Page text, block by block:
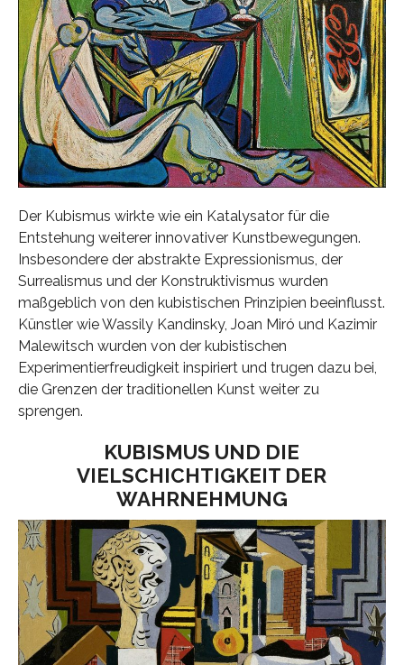
Der Kubismus wirkte wie ein Katalysator für die
Entstehung weiterer innovativer Kunstbewegungen.
Insbesondere der abstrakte Expressionismus, der
Surrealismus und der Konstruktivismus wurden
maßgeblich von den kubistischen Prinzipien beeinflusst.
Künstler wie Wassily Kandinsky, Joan Miró und Kazimir
Malewitsch wurden von der kubistischen
Experimentierfreudigkeit inspiriert und trugen dazu bei,
die Grenzen der traditionellen Kunst weiter zu
sprengen.
KUBISMUS UND DIE
VIELSCHICHTIGKEIT DER
WAHRNEHMUNG